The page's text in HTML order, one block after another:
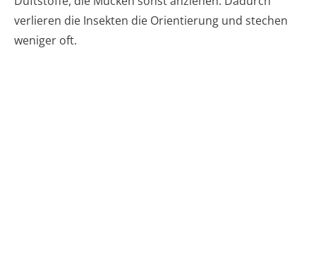
verlieren die Insekten die Orientierung und stechen
weniger oft.